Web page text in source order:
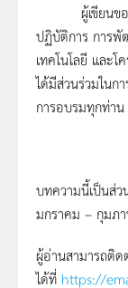
ผู้เขียนขอขอ
ปฏิบัติการ การพั
เทคโนโลยี และ
ได้มีส่วนร่วมใน
การอบรมทุกท่าน
บทความนี้เป็นส่
มกราคม – กุมภ
ผู้อ่านสามารถติ
ได้ที่ https://